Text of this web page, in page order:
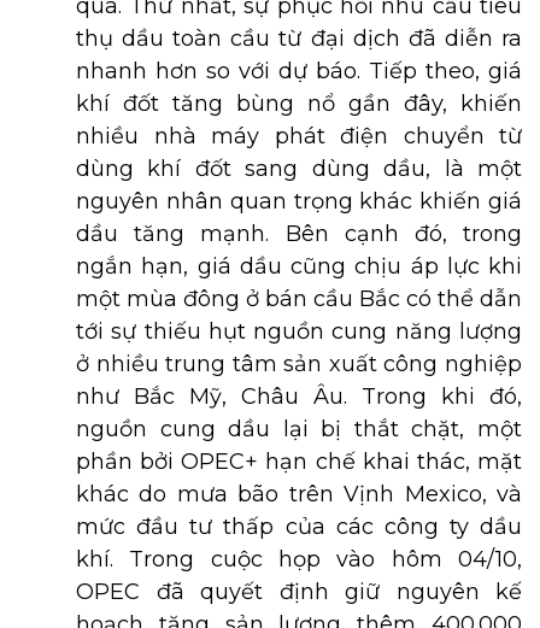
qua. Thứ nhất, sự phục hồi nhu cầu tiêu
thụ dầu toàn cầu từ đại dịch đã diễn ra
nhanh hơn so với dự báo. Tiếp theo, giá
khí đốt tăng bùng nổ gần đây, khiến
nhiều nhà máy phát điện chuyển từ
dùng khí đốt sang dùng dầu, là một
nguyên nhân quan trọng khác khiến giá
dầu tăng mạnh. Bên cạnh đó, trong
ngắn hạn, giá dầu cũng chịu áp lực khi
một mùa đông ở bán cầu Bắc có thể dẫn
tới sự thiếu hụt nguồn cung năng lượng
ở nhiều trung tâm sản xuất công nghiệp
như Bắc Mỹ, Châu Âu. Trong khi đó,
nguồn cung dầu lại bị thắt chặt, một
phần bởi OPEC+ hạn chế khai thác, mặt
khác do mưa bão trên Vịnh Mexico, và
mức đầu tư thấp của các công ty dầu
khí. Trong cuộc họp vào hôm 04/10,
OPEC đã quyết định giữ nguyên kế